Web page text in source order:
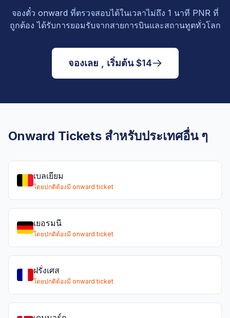
จองตั๋ว onward ที่ตรวจสอบได้ในเวลาไม่ถึง 1 นาที PNR ที่
ถูกต้อง ได้รับการยอมรับจากสายการบินและสถานทูตทั่วโลก
จองเลย , เริ่มต้น $14
Onward Tickets สำหรับประเทศอื่น ๆ
เบลเยียม
โดยปกติต้องมี onward ticket
เยอรมนี
โดยปกติต้องมี onward ticket
ฝรั่งเศส
โดยปกติต้องมี onward ticket